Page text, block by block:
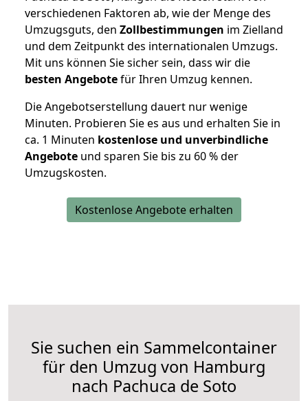
verschiedenen Faktoren ab, wie der Menge des
Umzugsguts, den Zollbestimmungen im Zielland
und dem Zeitpunkt des internationalen Umzugs.
Mit uns können Sie sicher sein, dass wir die
besten Angebotefür Ihren Umzug kennen.
Die Angebotserstellung dauert nur wenige
Minuten. Probieren Sie es aus und erhalten Sie in
ca. 1 Minuten kostenlose und unverbindliche
Angebote und sparen Sie bis zu 60 % der
Umzugskosten.
Kostenlose Angebote erhalten
Sie suchen ein Sammelcontainer
für den Umzug von Hamburg
nach Pachuca de Soto